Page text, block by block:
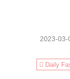
2023-03-
Daily